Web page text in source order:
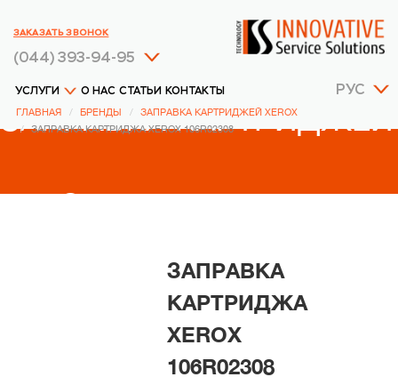
РУС
УСЛУГИ О НАС СТАТЬИ КОНТАКТЫ
(044) 393-94-95
ЗАКАЗАТЬ ЗВОНОК
ГЛАВНАЯ БРЕНДЫ
ЗАПРАВКА КАРТРИДЖЕЙ XEROX
ЗАПРАВКА КАРТРИДЖА XEROX 106R02308
ЗАПРАВКА КАРТРИДЖЕЙ
XEROX
ЗАПРАВКА
КАРТРИДЖА
XEROX
106R02308